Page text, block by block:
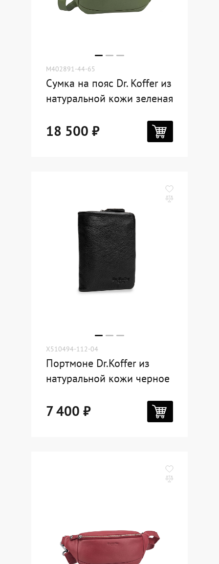
M402891-44-65
Сумка на пояс Dr. Koffer из
натуральной кожи зеленая
18 500 ₽
X510494-112-04
Портмоне Dr.Koffer из
натуральной кожи черное
7 400 ₽